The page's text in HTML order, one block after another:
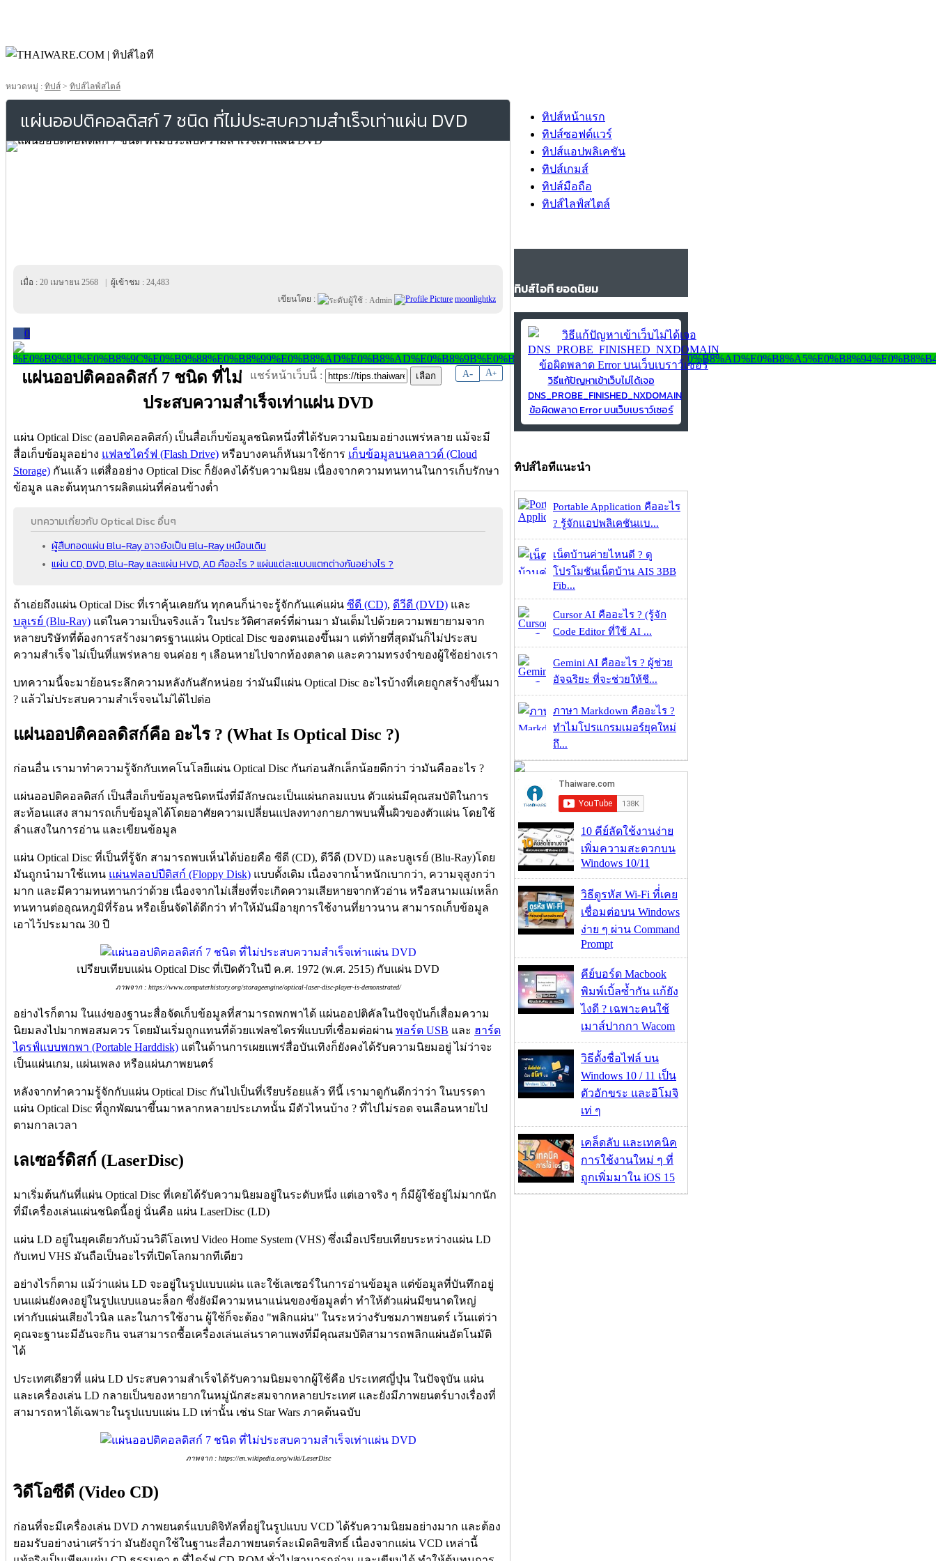
หมวดหมู่ : ทิปส์ > ทิปส์ไลฟ์สไตล์
แผ่นออปติคอลดิสก์ 7 ชนิด ที่ไม่ประสบความสำเร็จเท่าแผ่น DVD
เมื่อ : 20 เมษายน 2568 ผู้เข้าชม : 24,483
เขียนโดย :
moonlightkz
0
A- A+
แชร์หน้าเว็บนี้ :
แผ่นออปติคอลดิสก์ 7 ชนิด ที่ไม่
ประสบความสำเร็จเท่าแผ่น DVD
แผ่น Optical Disc (ออปติคอลดิสก์) เป็นสื่อเก็บข้อมูลชนิดหนึ่งที่ได้รับความนิยมอย่างแพร่หลาย แม้จะมี
สื่อเก็บข้อมูลอย่าง แฟลชไดร์ฟ (Flash Drive) หรือบางคนก็หันมาใช้การ เก็บข้อมูลบนคลาวด์ (Cloud
Storage) กันแล้ว แต่สื่ออย่าง Optical Disc ก็ยังคงได้รับความนิยม เนื่องจากความทนทานในการเก็บรักษา
ข้อมูล และต้นทุนการผลิตแผ่นที่ค่อนข้างต่ำ
บทความเกี่ยวกับ Optical Disc อื่นๆ
ผู้สืบทอดแผ่น Blu-Ray อาจยังเป็น Blu-Ray เหมือนเดิม
แผ่น CD, DVD, Blu-Ray และแผ่น HVD, AD คืออะไร ? แผ่นแต่ละแบบแตกต่างกันอย่างไร ?
ถ้าเอ่ยถึงแผ่น Optical Disc ที่เราคุ้นเคยกัน ทุกคนก็น่าจะรู้จักกันแค่แผ่น ซีดี (CD), ดีวีดี (DVD) และ
บลูเรย์ (Blu-Ray) แต่ในความเป็นจริงแล้ว ในประวัติศาสตร์ที่ผ่านมา มันเต็มไปด้วยความพยายามจาก
หลายบริษัทที่ต้องการสร้างมาตรฐานแผ่น Optical Disc ของตนเองขึ้นมา แต่ท้ายที่สุดมันก็ไม่ประสบ
ความสำเร็จ ไม่เป็นที่แพร่หลาย จนค่อย ๆ เลือนหายไปจากท้องตลาด และความทรงจำของผู้ใช้อย่างเรา
บทความนี้จะมาย้อนระลึกความหลังกันสักหน่อย ว่ามันมีแผ่น Optical Disc อะไรบ้างที่เคยถูกสร้างขึ้นมา
? แล้วไม่ประสบความสำเร็จจนไม่ได้ไปต่อ
แผ่นออปติคอลดิสก์คือ อะไร ? (What Is Optical Disc ?)
ก่อนอื่น เรามาทำความรู้จักกับเทคโนโลยีแผ่น Optical Disc กันก่อนสักเล็กน้อยดีกว่า ว่ามันคืออะไร ?
แผ่นออปติคอลดิสก์ เป็นสื่อเก็บข้อมูลชนิดหนึ่งที่มีลักษณะเป็นแผ่นกลมแบน ตัวแผ่นมีคุณสมบัติในการ
สะท้อนแสง สามารถเก็บข้อมูลได้โดยอาศัยความเปลี่ยนแปลงทางกายภาพบนพื้นผิวของตัวแผ่น โดยใช้
ลำแสงในการอ่าน และเขียนข้อมูล
แผ่น Optical Disc ที่เป็นที่รู้จัก สามารถพบเห็นได้บ่อยคือ ซีดี (CD), ดีวีดี (DVD) และบลูเรย์ (Blu-Ray)โดย
มันถูกนำมาใช้แทน แผ่นฟลอปปีดิสก์ (Floppy Disk) แบบดั้งเดิม เนื่องจากน้ำหนักเบากว่า, ความจุสูงกว่า
มาก และมีความทนทานกว่าด้วย เนื่องจากไม่เสี่ยงที่จะเกิดความเสียหายจากหัวอ่าน หรือสนามแม่เหล็ก
ทนทานต่ออุณหภูมิที่ร้อน หรือเย็นจัดได้ดีกว่า ทำให้มันมีอายุการใช้งานที่ยาวนาน สามารถเก็บข้อมูล
เอาไว้ประมาณ 30 ปี
เปรียบเทียบแผ่น Optical Disc ที่เปิดตัวในปี ค.ศ. 1972 (พ.ศ. 2515) กับแผ่น DVD
ภาพจาก : https://www.computerhistory.org/storageengine/optical-laser-disc-player-is-demonstrated/
อย่างไรก็ตาม ในแง่ของฐานะสื่อจัดเก็บข้อมูลที่สามารถพกพาได้ แผ่นออปติคัลในปัจจุบันก็เสื่อมความ
นิยมลงไปมากพอสมควร โดยมันเริ่มถูกแทนที่ด้วยแฟลชไดรฟ์แบบที่เชื่อมต่อผ่าน พอร์ต USB และ ฮาร์ด
ไดรฟ์แบบพกพา (Portable Harddisk) แต่ในด้านการเผยแพร่สื่อบันเทิงก็ยังคงได้รับความนิยมอยู่ ไม่ว่าจะ
เป็นแผ่นเกม, แผ่นเพลง หรือแผ่นภาพยนตร์
หลังจากทำความรู้จักกับแผ่น Optical Disc กันไปเป็นที่เรียบร้อยแล้ว ทีนี้ เรามาดูกันดีกว่าว่า ในบรรดา
แผ่น Optical Disc ที่ถูกพัฒนาขึ้นมาหลากหลายประเภทนั้น มีตัวไหนบ้าง ? ที่ไปไม่รอด จนเลือนหายไป
ตามกาลเวลา
เลเซอร์ดิสก์ (LaserDisc)
มาเริ่มต้นกันที่แผ่น Optical Disc ที่เคยได้รับความนิยมอยู่ในระดับหนึ่ง แต่เอาจริง ๆ ก็มีผู้ใช้อยู่ไม่มากนัก
ที่มีเครื่องเล่นแผ่นชนิดนี้อยู่ นั่นคือ แผ่น LaserDisc (LD)
แผ่น LD อยู่ในยุคเดียวกับม้วนวิดีโอเทป Video Home System (VHS) ซึ่งเมื่อเปรียบเทียบระหว่างแผ่น LD
กับเทป VHS มันถือเป็นอะไรที่เปิดโลกมากทีเดียว
อย่างไรก็ตาม แม้ว่าแผ่น LD จะอยู่ในรูปแบบแผ่น และใช้เลเซอร์ในการอ่านข้อมูล แต่ข้อมูลที่บันทึกอยู่
บนแผ่นยังคงอยู่ในรูปแบบแอนะล็อก ซึ่งยังมีความหนาแน่นของข้อมูลต่ำ ทำให้ตัวแผ่นมีขนาดใหญ่
เท่ากับแผ่นเสียงไวนิล และในการใช้งาน ผู้ใช้ก็จะต้อง "พลิกแผ่น" ในระหว่างรับชมภาพยนตร์ เว้นแต่ว่า
คุณจะฐานะมีอันจะกิน จนสามารถซื้อเครื่องเล่นเล่นราคาแพงที่มีคุณสมบัติสามารถพลิกแผ่นอัตโนมัติ
ได้
ประเทศเดียวที่ แผ่น LD ประสบความสำเร็จได้รับความนิยมจากผู้ใช้คือ ประเทศญี่ปุ่น ในปัจจุบัน แผ่น
และเครื่องเล่น LD กลายเป็นของหายากในหมู่นักสะสมจากหลายประเทศ และยังมีภาพยนตร์บางเรื่องที่
สามารถหาได้เฉพาะในรูปแบบแผ่น LD เท่านั้น เช่น Star Wars ภาคต้นฉบับ
ภาพจาก : https://en.wikipedia.org/wiki/LaserDisc
วิดีโอซีดี (Video CD)
ก่อนที่จะมีเครื่องเล่น DVD ภาพยนตร์แบบดิจิทัลที่อยู่ในรูปแบบ VCD ได้รับความนิยมอย่างมาก และต้อง
ยอมรับอย่างน่าเศร้าว่า มันยังถูกใช้ในฐานะสื่อภาพยนตร์ละเมิดลิขสิทธิ์ เนื่องจากแผ่น VCD เหล่านี้
ทิปส์หน้าแรก
ทิปส์ซอฟต์แวร์
ทิปส์แอปพลิเคชัน
ทิปส์เกมส์
ทิปส์มือถือ
ทิปส์ไลฟ์สไตล์
ทิปส์ไอที ยอดนิยม
วิธีแก้ปัญหาเข้าเว็บไม่ได้เจอ
DNS_PROBE_FINISHED_NXDOMAIN
ข้อผิดพลาด Error บนเว็บเบราว์เซอร์
ทิปส์ไอทีแนะนำ
Portable Application คืออะไร
? รู้จักแอปพลิเคชันแบ...
เน็ตบ้านค่ายไหนดี ? ดู
โปรโมชันเน็ตบ้าน AIS 3BB
Fib...
Cursor AI คืออะไร ? (รู้จัก
Code Editor ที่ใช้ AI ...
Gemini AI คืออะไร ? ผู้ช่วย
อัจฉริยะ ที่จะช่วยให้ชี...
ภาษา Markdown คืออะไร ?
ทำไมโปรแกรมเมอร์ยุคใหม่
ถึ...
10 คีย์ลัดใช้งานง่าย
เพิ่มความสะดวกบน
Windows 10/11
วิธีดูรหัส Wi-Fi ที่่เคย
เชื่อมต่อบน Windows
ง่าย ๆ ผ่าน Command
Prompt
คีย์บอร์ด Macbook
พิมพ์เบิ้ลซ้ำกัน แก้ยัง
ไงดี ? เฉพาะคนใช้
เมาส์ปากกา Wacom
วิธีตั้งชื่อไฟล์ บน
Windows 10 / 11 เป็น
ตัวอักขระ และอิโมจิ
เท่ ๆ
เคล็ดลับ และเทคนิค
การใช้งานใหม่ ๆ ที่
ถูกเพิ่มมาใน iOS 15